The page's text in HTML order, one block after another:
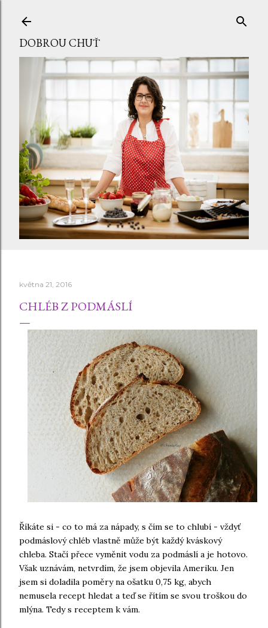
DOBROU CHUŤ
května 21, 2016
CHLÉB Z PODMÁSLÍ
Říkáte si - co to má za nápady, s čím se to chlubí - vždyť
podmáslový chléb vlastně může být každý kváskový
chleba. Stačí přece vyměnit vodu za podmáslí a je hotovo.
Však uznávám, netvrdím, že jsem objevila Ameriku. Jen
jsem si doladila poměry na ošatku 0,75 kg, abych
nemusela recept hledat a teď se řítím se svou troškou do
mlýna. Tedy s receptem k vám.